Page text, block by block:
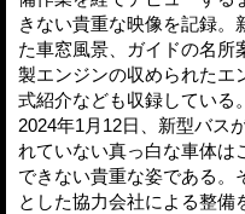
きない貴重な映像を記録。
た車窓風景、ガイドの名所
製エンジンの収められたエ
式紹介なども収録している。
2024年1月12日、新型バス
れていない真っ白な車体は
できない貴重な姿である。
とした協力会社による整備